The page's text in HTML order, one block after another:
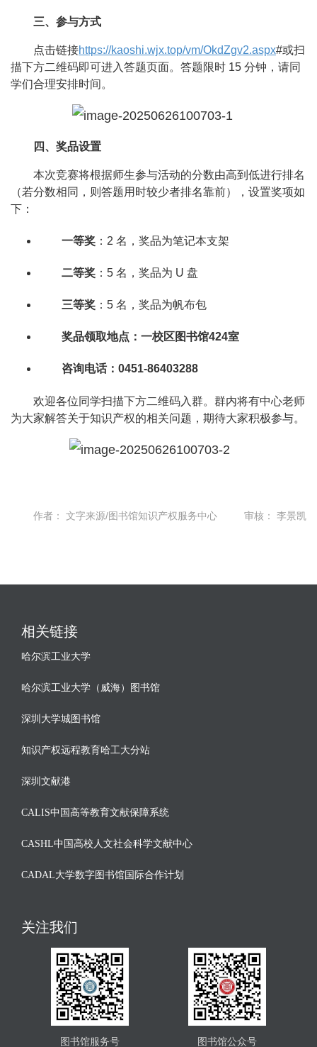
三、参与方式
点击链接https://kaoshi.wjx.top/vm/OkdZgv2.aspx#或扫
描下方二维码即可进入答题页面。答题限时 15 分钟，请同
学们合理安排时间。
四、奖品设置
本次竞赛将根据师生参与活动的分数由高到低进行排名
（若分数相同，则答题用时较少者排名靠前），设置奖项如
下：
一等奖 ：2 名，奖品为笔记本支架
二等奖 ：5 名，奖品为 U 盘
三等奖 ：5 名，奖品为帆布包
奖品领取地点：一校区图书馆424室
咨询电话：0451-86403288
欢迎各位同学扫描下方二维码入群。群内将有中心老师
为大家解答关于知识产权的相关问题，期待大家积极参与。
作者： 文字来源/图书馆知识产权服务中心 审核： 李景凯
相关链接
哈尔滨工业大学
哈尔滨工业大学（威海）图书馆
深圳大学城图书馆
知识产权远程教育哈工大分站
深圳文献港
CALIS中国高等教育文献保障系统
CASHL中国高校人文社会科学文献中心
CADAL大学数字图书馆国际合作计划
关注我们
图书馆服务号 图书馆公众号